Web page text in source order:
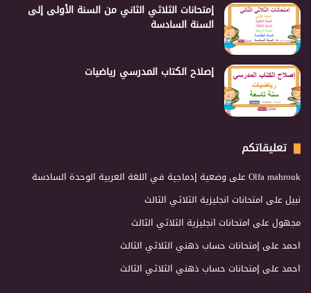
إمتحانات الثلاثي الثاني من السنة الأولى إلى
السنة السادسة
إصلاح الكتاب المدرسي رياضيات
تعليقاتكم
Olfa mahroukعلى وضعية إدماجية في اللغة العربية الوحدة السادسة
نبيلعلى امتحانات انجليزية الثلاثي الثالث
مجهولعلى امتحانات انجليزية الثلاثي الثالث
احمدعلى إمتحانات حساب ذهني الثلاثي الثالث
احمدعلى إمتحانات حساب ذهني الثلاثي الثالث